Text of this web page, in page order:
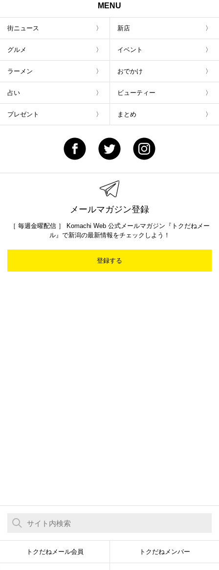
MENU
街ニュース 新店
グルメ イベント
ラーメン おでかけ
占い ビューティー
プレゼント まとめ
メールマガジン登録
［ 毎週金曜配信 ］ Komachi Web 公式メールマガジン『トクだねメー
ル』で新潟の最新情報をチェックしよう！
登録する
トクだねメール会員 トクだねメンバー